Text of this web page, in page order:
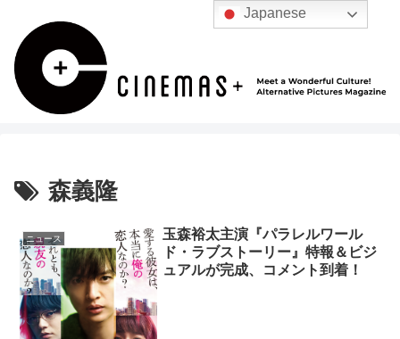
森義隆
ニュース
玉森裕太主演『パラレルワール
ド・ラブストーリー』特報＆ビジ
ュアルが完成、コメント到着！
Japanese